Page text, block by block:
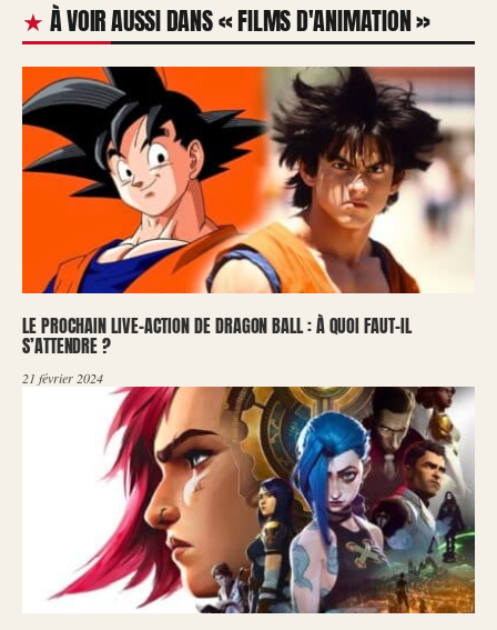
À VOIR AUSSI DANS « FILMS D'ANIMATION »
LE PROCHAIN LIVE-ACTION DE DRAGON BALL : À QUOI FAUT-IL
S’ATTENDRE ?
21 février 2024